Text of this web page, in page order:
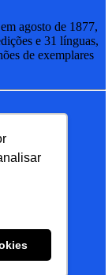
agosto de 1877,
e 31 línguas,
de exemplares